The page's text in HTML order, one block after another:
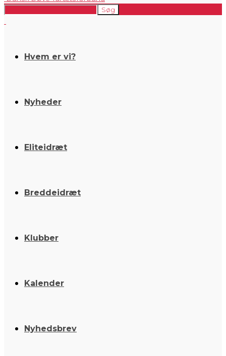
Hvem er vi?
Nyheder
Eliteidræt
Breddeidræt
Klubber
Kalender
Nyhedsbrev